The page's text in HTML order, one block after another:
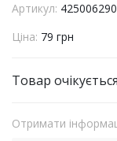
Артикул:
Ціна: 79 грн
Товар очікується
Отримати